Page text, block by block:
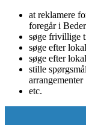
at reklamere
foregår i
søge frivillige
søge efter
søge efter
stille
arrangementer
etc.